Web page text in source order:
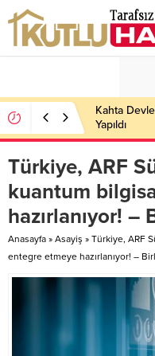
Kahta
Yapıldı
Türkiye, ARF
kuantum
hazırlanıyor! –
Anasayfa » Asayiş » Türkiye, ARF
entegre etmeye hazırlanıyor! –